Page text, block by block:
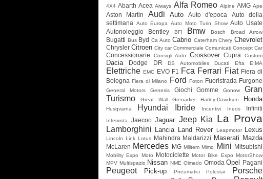
4X4 Abarth Acea Aiways Alfa Romeo Alpine AMG Ape
Aston Martin Audi Auto Auto d'epoca
Auto della
settimana
Auto Europa Auto Moto Turin Show Auto Usate
Autonoleggio
Bentley BFI Bmw Bosch Broad Arrow
Bugatti Bus Byd Ca Auto Cabrio Caterham Chery Chevrolet
Chrysler Citroen City car Commerciale Comunicati Concept Car
Concessionarie Consigli Auto Crossover Cupra Custom
Dacia Dodge DR DS Automobiles Ducati Efta EIMA
Elettriche EMC EVO F1 Fca Ferrari Fiat Fiera di
Bologna Fiera di Milano Ford Foton Fuoristrada Furgone
General Motors Genesis Giochi Gomme Gonow
Gran
Turismo
Great Wall Grenadier Harley-Davidson Honda
Husqvarna Hyundai Ibride Incentivi Ineos Infiniti
Intervista Jaecoo Jaguar Jeep Kia La Prova
Lamborghini Lancia Land Rover Leapmotor Lexus
Lincoln Link Lotus Mahindra Maldarizzi Maserati Mazda
McLaren Mercedes MG Militem Mimo Mini Mitsubishi
Mobility Expo Moto Motociclette Motor Bike Expo MotorShow
MPV Multispazio Nissan NME Olmedo Omoda Opel Pagani
Peugeot Pick-up Pneumatici Polestar Porsche